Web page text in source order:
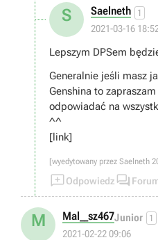
S Saelneth 1
2021-03-16
Lepszym DPSem
Generalnie jeśli masz
Genshina to
odpowiadać na
^^
[link]
[wyedytowany przez Saelneth
Odpowiedz 
M Mal__sz467Junior 1
2021-02-22 09:06